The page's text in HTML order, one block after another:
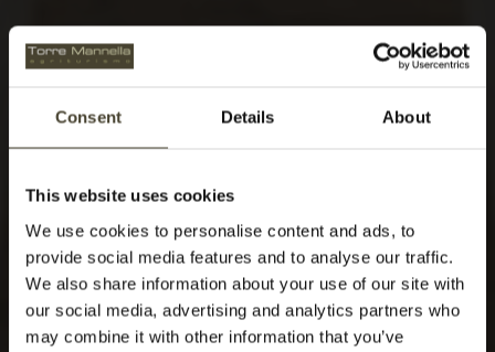
Consent Details About
This website uses cookies
We use cookies to personalise content and ads, to
provide social media features and to analyse our traffic.
We also share information about your use of our site with
our social media, advertising and analytics partners who
may combine it with other information that you’ve